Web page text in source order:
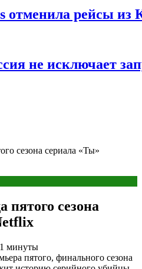
отменила рейсы из
не исключает
сезона сериала «Ты»
пятого сезона
1 минуты
пятого, финального сезона